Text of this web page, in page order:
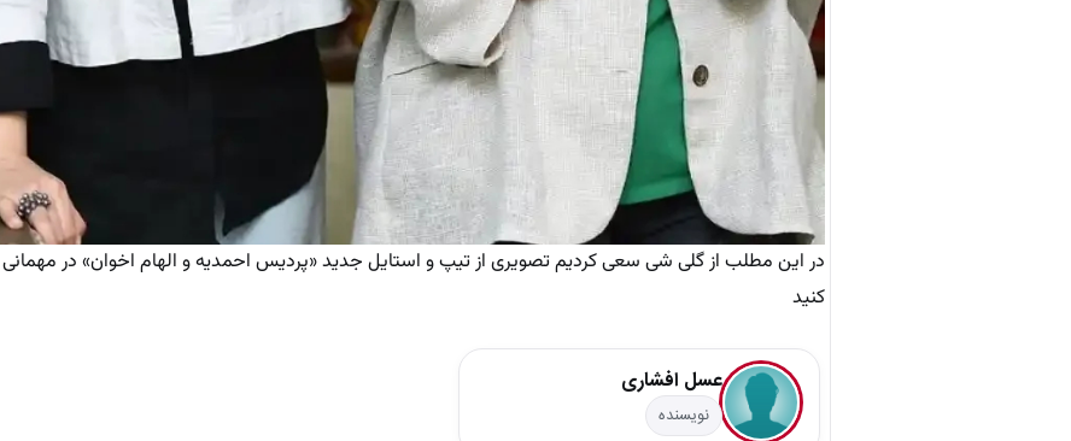
در این مطلب از گلی شی سعی کردیم تصویری از تیپ و استایل جدید «پردیس احمدیه و الهام اخوان» در
کنید
عسل افشاری
نویسنده